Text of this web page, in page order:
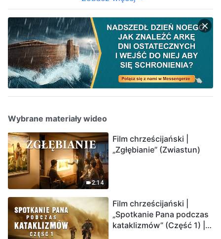
Wybrane materiały wideo
2:14
Film chrześcijański |
„Zgłębianie” (Zwiastun)
Film chrześcijański |
„Spotkanie Pana podczas
kataklizmów” (Część 1) |